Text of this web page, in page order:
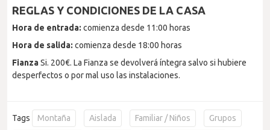
REGLAS Y CONDICIONES DE LA CASA
Hora de entrada: comienza desde 11:00 horas
Hora de salida: comienza desde 18:00 horas
FianzaSi. 200€. La Fianza se devolverá íntegra salvo si hubiere
desperfectos o por mal uso las instalaciones.
Tags Montaña Aislada Familiar / Niños Grupos